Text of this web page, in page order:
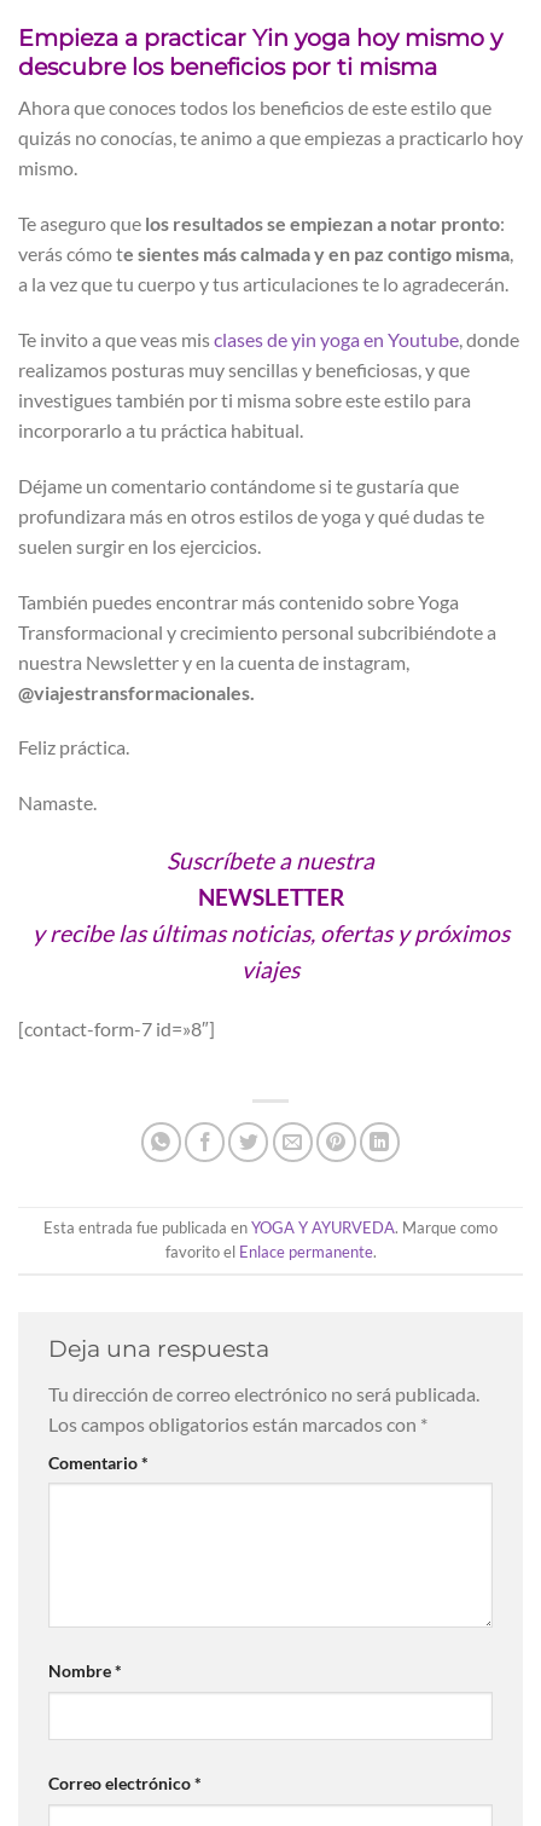
Empieza a practicar Yin yoga hoy mismo y
descubre los beneficios por ti misma
Ahora que conoces todos los beneficios de este estilo que
quizás no conocías, te animo a que empiezas a practicarlo hoy
mismo.
Te aseguro que los resultados se empiezan a notar pronto:
verás cómo te sientes más calmada y en paz contigo misma,
a la vez que tu cuerpo y tus articulaciones te lo agradecerán.
Te invito a que veas misclases de yin yoga en Youtube, donde
realizamos posturas muy sencillas y beneficiosas, y que
investigues también por ti misma sobre este estilo para
incorporarlo a tu práctica habitual.
Déjame un comentario contándome si te gustaría que
profundizara más en otros estilos de yoga y qué dudas te
suelen surgir en los ejercicios.
También puedes encontrar más contenido sobre Yoga
Transformacional y crecimiento personal subcribiéndote a
nuestra Newsletter y en la cuenta de instagram,
@viajestransformacionales.
Feliz práctica.
Namaste.
Suscríbete a nuestra
NEWSLETTER
y recibe las últimas noticias, ofertas y próximos
viajes
[contact-form-7 id=»8″]
Esta entrada fue publicada enYOGA Y AYURVEDA. Marque como
favorito el Enlace permanente.
Deja una respuesta
Tu dirección de correo electrónico no será publicada.
Los campos obligatorios están marcados con *
Comentario*
Nombre*
Correo electrónico*